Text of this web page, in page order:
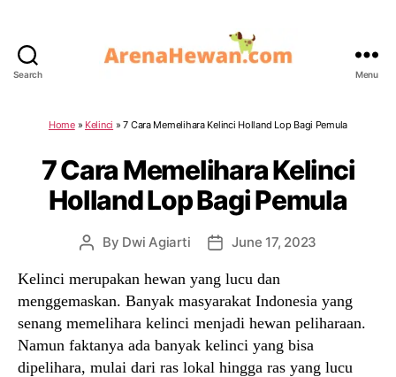
Search Menu
Home» Kelinci »7 Cara Memelihara Kelinci Holland Lop Bagi Pemula
7 Cara Memelihara Kelinci
Holland Lop Bagi Pemula
Post
By Dwi Agiarti
PostJune 17, 2023
Kelinci merupakan hewan yang lucu dan
menggemaskan. Banyak masyarakat Indonesia yang
senang memelihara kelinci menjadi hewan peliharaan.
Namun faktanya ada banyak kelinci yang bisa
dipelihara, mulai dari ras lokal hingga ras yang lucu